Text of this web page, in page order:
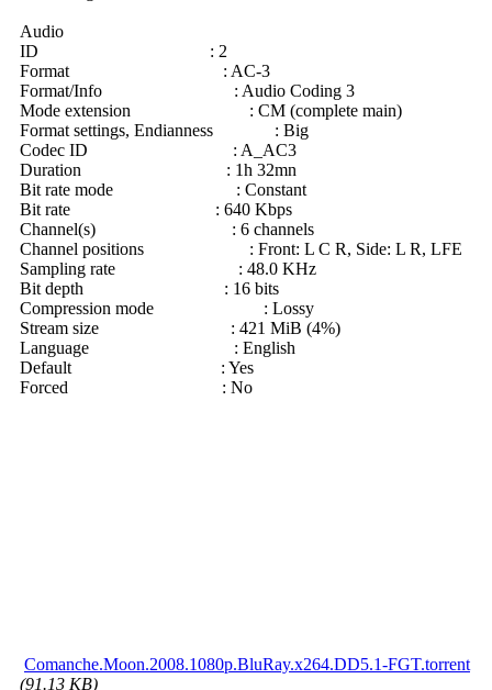
Audio
ID : 2
Format : AC-3
Format/Info : Audio Coding 3
Mode extension : CM (complete main)
Format settings, Endianness : Big
Codec ID : A_AC3
Duration : 1h 32mn
Bit rate mode : Constant
Bit rate : 640 Kbps
Channel(s) : 6 channels
Channel positions : Front: L C R, Side: L R, LFE
Sampling rate : 48.0 KHz
Bit depth : 16 bits
Compression mode : Lossy
Stream size : 421 MiB (4%)
Language : English
Default : Yes
Forced : No
Comanche.Moon.2008.1080p.BluRay.x264.DD5.1-FGT.torrent
(91.13 KB)